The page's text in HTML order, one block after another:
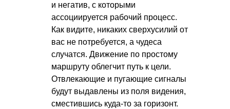
и негатив, с которыми
ассоциируется рабочий процесс.
Как видите, никаких сверхусилий от
вас не потребуется, а чудеса
случатся. Движение по простому
маршруту облегчит путь к цели.
Отвлекающие и пугающие сигналы
будут выдавлены из поля видения,
сместившись куда-то за горизонт.